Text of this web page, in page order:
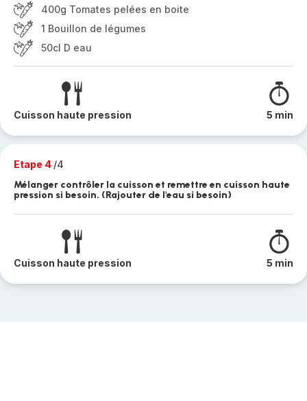
400g Tomates pelées en boite
1 Bouillon de légumes
50cl D eau
Cuisson haute pression 5 min
Etape 4 /4
Mélanger contrôler la cuisson et remettre en cuisson haute
pression si besoin. (Rajouter de l'eau si besoin)
Cuisson haute pression 5 min